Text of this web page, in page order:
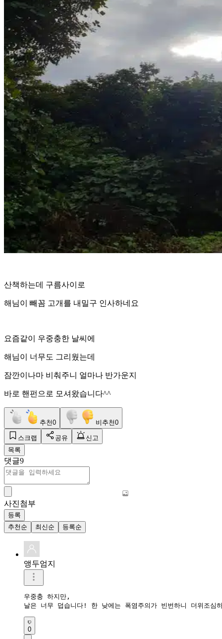
산책하는데 구름사이로
해님이 빼꼼 고개를 내밀구 인사하네요
요즘같이 우중충한 날씨에
해님이 너무도 그리웠는데
잠깐이나마 비춰주니 얼마나 반가운지
바로 핸펀으로 모셔왔습니다^^
추천0 비추천0
스크랩 공유
신고
목록
댓글9
사진첨부
등록
추천순
최신순 등록순
앵두엄지
우중충 하지만,
날은 너무 덥습니다! 한 낮에는 폭염주의가 빈번하니 더위조심
0